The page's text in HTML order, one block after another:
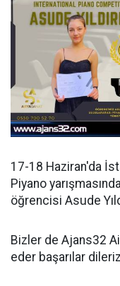
17-18 Haziran'da
Piyano
öğrencisi Asude
Bizler de Ajans32
eder başarılar